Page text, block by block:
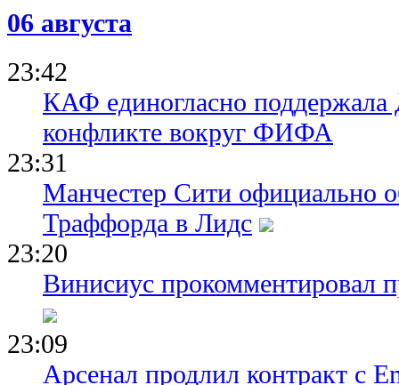
06 августа
23:42
КАФ единогласно
конфликте вокруг ФИФА
23:31
Манчестер Сити официально
Траффорда в Лидс
23:20
Винисиус прокомментировал
23:09
Арсенал продлил контракт с